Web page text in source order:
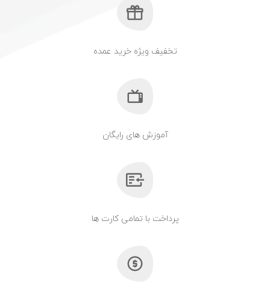
تخفیف ویژه خرید عمده
آموزش های رایگان
پرداخت با تمامی کارت ها